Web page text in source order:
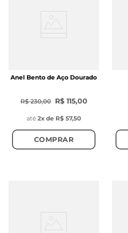
Anel Bento de Aço Dourado
R$ 230,00 R$ 115,00
até 2x de R$ 57,50
COMPRAR